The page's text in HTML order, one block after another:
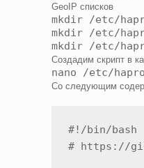
GeoIP списков
mkdir /etc/
mkdir /etc/
mkdir /etc/
Создадим скрипт в
nano /etc/
Со следующим
#!/bin/bash
# https://